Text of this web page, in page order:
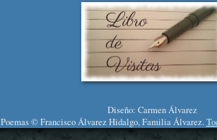
Diseño: Carmen Álvarez
Poemas © Francisco Álvarez Hidalgo, Familia Álvarez.